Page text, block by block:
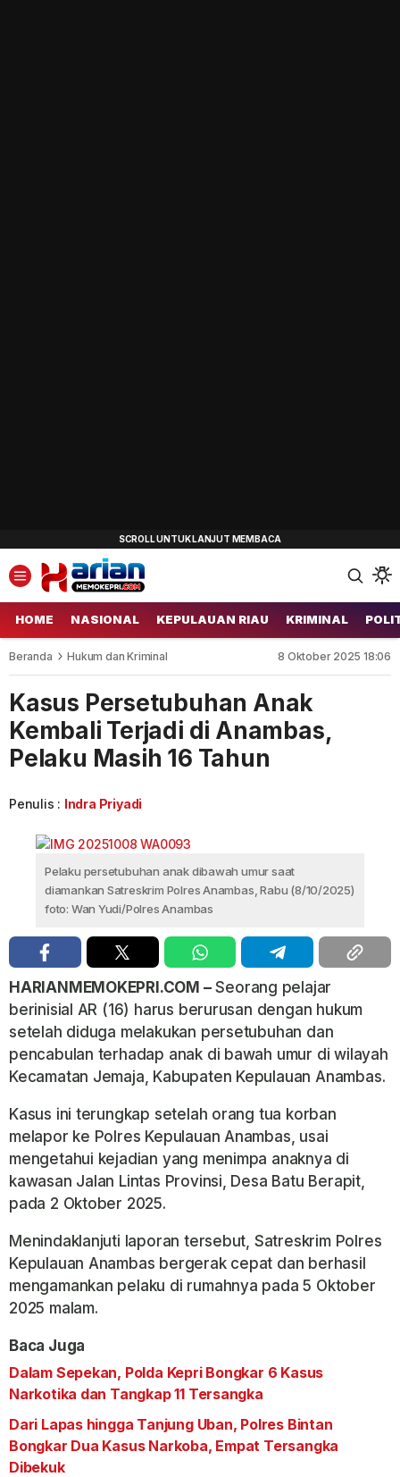
HOME NASIONAL KEPULAUAN RIAU KRIMINAL
Beranda Hukum dan Kriminal 8 Oktober 2025 18:06
Kasus Persetubuhan Anak
Kembali Terjadi di Anambas,
Pelaku Masih 16 Tahun
Penulis : Indra Priyadi
Pelaku persetubuhan anak dibawah umur saat
diamankan Satreskrim Polres Anambas, Rabu (8/10/2025)
foto: Wan Yudi/Polres Anambas
HARIANMEMOKEPRI.COM –Seorang pelajar
berinisial AR (16) harus berurusan dengan hukum
setelah diduga melakukan persetubuhan dan
pencabulan terhadap anak di bawah umur di wilayah
Kecamatan Jemaja, Kabupaten Kepulauan Anambas.
Kasus ini terungkap setelah orang tua korban
melapor ke Polres Kepulauan Anambas, usai
mengetahui kejadian yang menimpa anaknya di
kawasan Jalan Lintas Provinsi, Desa Batu Berapit,
pada 2 Oktober 2025.
Menindaklanjuti laporan tersebut, Satreskrim Polres
Kepulauan Anambas bergerak cepat dan berhasil
mengamankan pelaku di rumahnya pada 5 Oktober
2025 malam.
Baca Juga
Dalam Sepekan, Polda Kepri Bongkar 6 Kasus
Narkotika dan Tangkap 11 Tersangka
Dari Lapas hingga Tanjung Uban, Polres Bintan
Bongkar Dua Kasus Narkoba, Empat Tersangka
Dibekuk